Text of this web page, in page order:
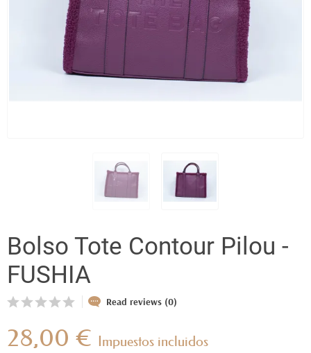
Bolso Tote Contour Pilou -
FUSHIA
Read reviews (0)
28,00 € Impuestos incluidos